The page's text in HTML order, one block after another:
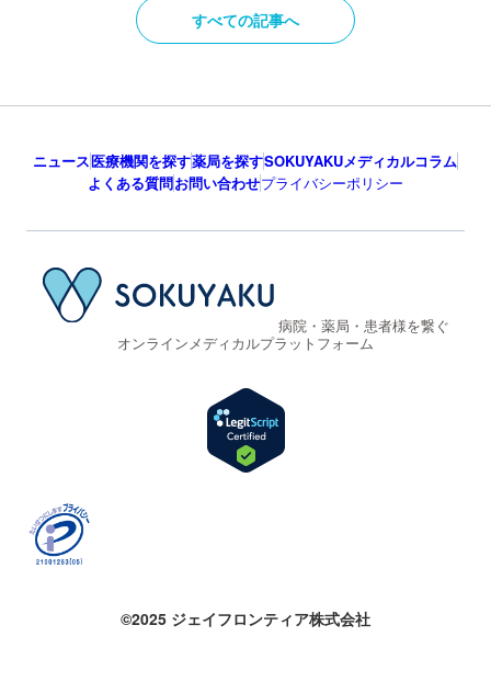
すべての記事へ
ニュース医療機関を探す薬局を探すSOKUYAKUメディカルコラム
よくある質問お問い合わせプライバシーポリシー
病院・薬局・患者様を繋ぐ
オンラインメディカルプラットフォーム
©2025 ジェイフロンティア株式会社